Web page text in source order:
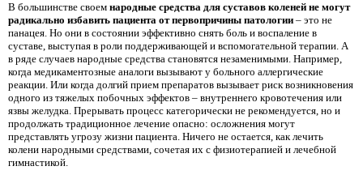
В большинстве своем народные средства для суставов коленей не могут
радикально избавить пациента от первопричины патологии – это не
панацея. Но они в состоянии эффективно снять боль и воспаление в
суставе, выступая в роли поддерживающей и вспомогательной терапии. А
в ряде случаев народные средства становятся незаменимыми. Например,
когда медикаментозные аналоги вызывают у больного аллергические
реакции. Или когда долгий прием препаратов вызывает риск возникновения
одного из тяжелых побочных эффектов – внутреннего кровотечения или
язвы желудка. Прерывать процесс категорически не рекомендуется, но и
продолжать традиционное лечение опасно: осложнения могут
представлять угрозу жизни пациента. Ничего не остается, как лечить
колени народными средствами, сочетая их с физиотерапией и лечебной
гимнастикой.